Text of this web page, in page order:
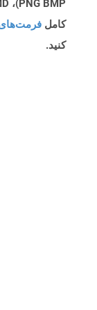
کامل فرمت‌های
کنید.